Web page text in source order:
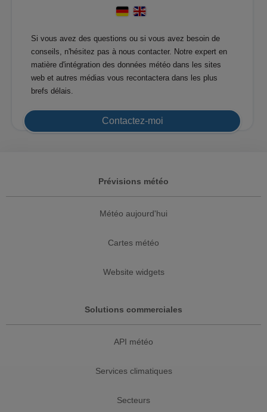
Si vous avez des questions ou si vous avez besoin de
conseils, n'hésitez pas à nous contacter. Notre expert en
matière d'intégration des données météo dans les sites
web et autres médias vous recontactera dans les plus
brefs délais.
Contactez-moi
Prévisions météo
Météo aujourd'hui
Cartes météo
Website widgets
Solutions commerciales
API météo
Services climatiques
Secteurs